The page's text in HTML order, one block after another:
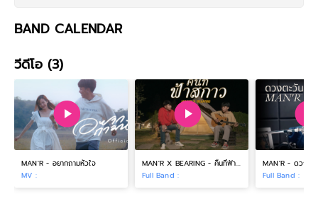
BAND CALENDAR
วีดีโอ (3)
MAN'R - อยากถามหัวใจ
MV :
MAN'R X BEARING - คืนที่ฟ้าสกาว
Full Band :
MAN'R - ดวงตะ
Full Band :